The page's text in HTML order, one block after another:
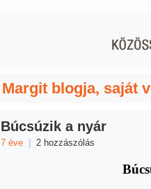
Margit blogja, saját
Búcsúzik a nyár
7 éve 2 hozzászólás